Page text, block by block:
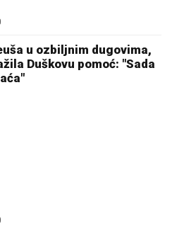
u ozbiljnim dugovima,
Duškovu pomoć: "Sada